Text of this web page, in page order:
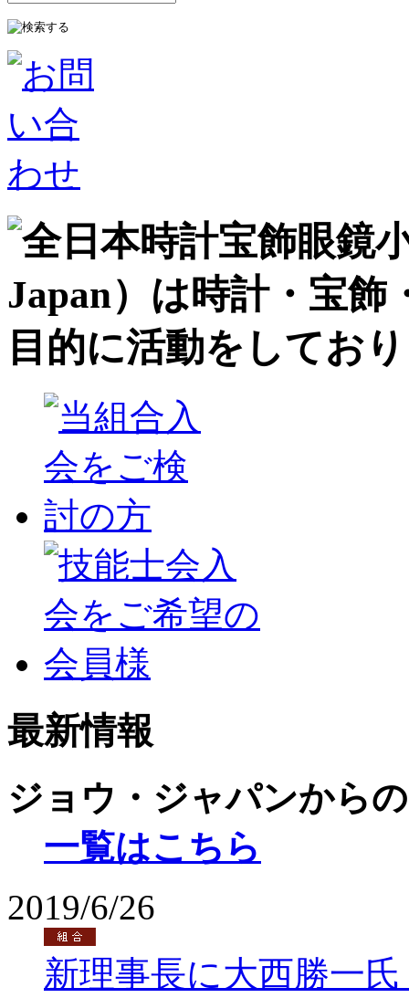
最新情報
ジョウ・ジャパンから
一覧はこちら
2019/6/26
新理事長に大西勝一